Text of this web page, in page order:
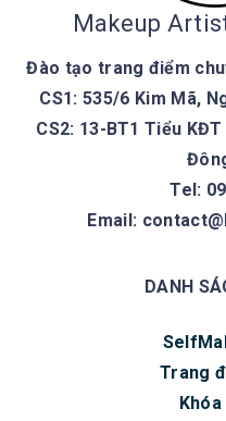
Makeup
Đào tạo trang điểm
CS1: 535/6 Kim Mã,
CS2: 13-BT1 Tiểu
Tel:
Email:
DANH
Trang